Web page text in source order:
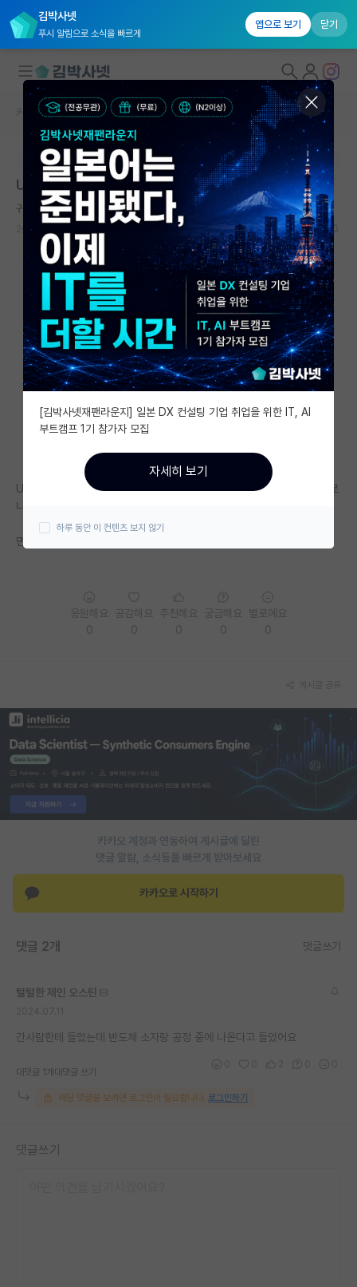
김박사넷
푸시 알림으로 소식을 빠르게
앱으로 보기 닫기
대학원생 모집
국내대학원 정보
연구실&오픈랩
커뮤니티
커뮤니티 홈
전체글보기
베스트 게시판
IF 명예의전당
자유 게시판(아무개랩)
미국 유학 게시판
미국 대학원 합격 후기 게시판
대학원생 모집 게시판
연구실(PI) 홍보 게시판
임용 후기 게시판
PI 전용 게시판
인문사회 계열 게시판
특수/전문대학원 게시판
반도체/AI 게시판
장학금/장학생 게시판
유학교육
재팬라운지 🌸
커뮤니티 홈 자유 게시판(아무개랩)
본문이 수정되지 않는 박제글입니다.
UNIST 반도체 소재 부품 대학원
귀여운 비트겐슈타인
2024.07.11
UNIST 반도체 소재 부품 대학원 전공면접 질문이 신소재 관련 문제가 주로
나오나요? 아니면 반도체공학관련 문제가 주로 나오 나요?
면접 준비 방향성을 잡게 알려주시면 감사하겠습니다!
카카오 계정과 연동하여 게시글에 달린
댓글 알람, 소식등을 빠르게 받아보세요
카카오로 시작하기
댓글 2개 댓글쓰기
털털한 제인 오스틴
간사람한테 들었는데 반도체 소자랑 공정 중에 나온다고 들었어요
대댓글 1개 대댓글 쓰기
해당 댓글을 보려면 로그인이 필요합니다. 로그인하기
댓글쓰기
[김박사넷재팬라운지] 일본 DX 컨설팅 기업 취업을 위한 IT, AI
부트캠프 1기 참가자 모집
자세히 보기
하루 동안 이 컨텐츠 보지 않기